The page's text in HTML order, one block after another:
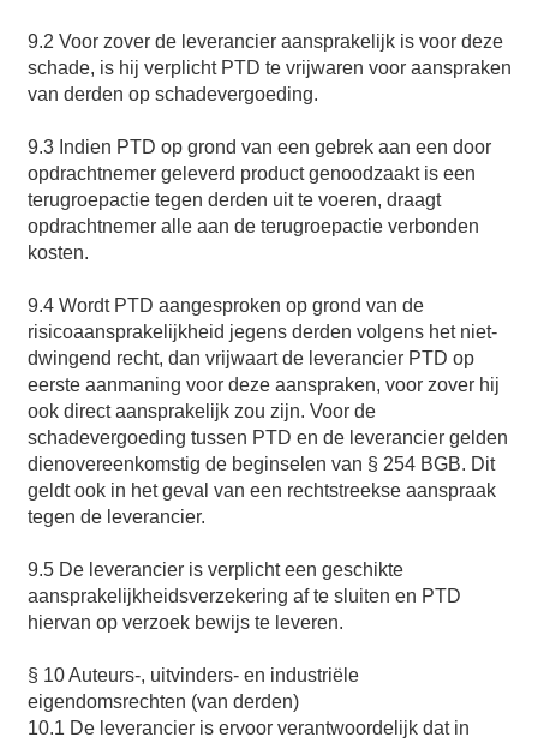
9.2 Voor zover de leverancier aansprakelijk is voor deze
schade, is hij verplicht PTD te vrijwaren voor aanspraken
van derden op schadevergoeding.
9.3 Indien PTD op grond van een gebrek aan een door
opdrachtnemer geleverd product genoodzaakt is een
terugroepactie tegen derden uit te voeren, draagt
opdrachtnemer alle aan de terugroepactie verbonden
kosten.
9.4 Wordt PTD aangesproken op grond van de
risicoaansprakelijkheid jegens derden volgens het niet-
dwingend recht, dan vrijwaart de leverancier PTD op
eerste aanmaning voor deze aanspraken, voor zover hij
ook direct aansprakelijk zou zijn. Voor de
schadevergoeding tussen PTD en de leverancier gelden
dienovereenkomstig de beginselen van § 254 BGB. Dit
geldt ook in het geval van een rechtstreekse aanspraak
tegen de leverancier.
9.5 De leverancier is verplicht een geschikte
aansprakelijkheidsverzekering af te sluiten en PTD
hiervan op verzoek bewijs te leveren.
§ 10 Auteurs-, uitvinders- en industriële
eigendomsrechten (van derden)
10.1 De leverancier is ervoor verantwoordelijk dat in